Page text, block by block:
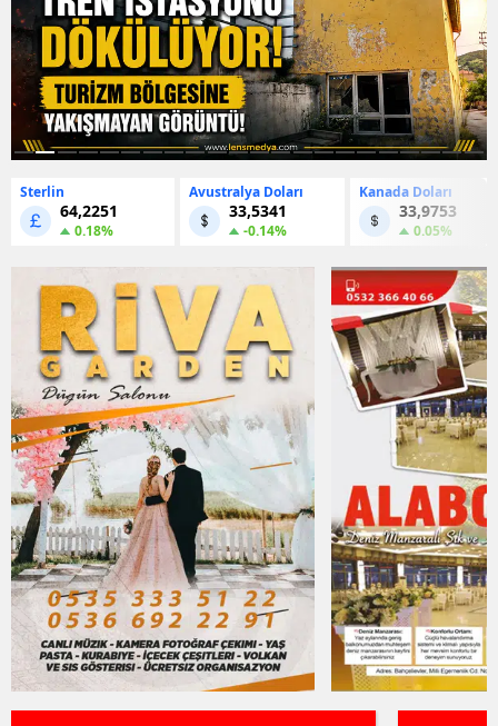
Sterlin
64,2251
0.18%
Avustralya Doları
33,5341
-0.14%
Kanada Doları
33,9753
0.05%